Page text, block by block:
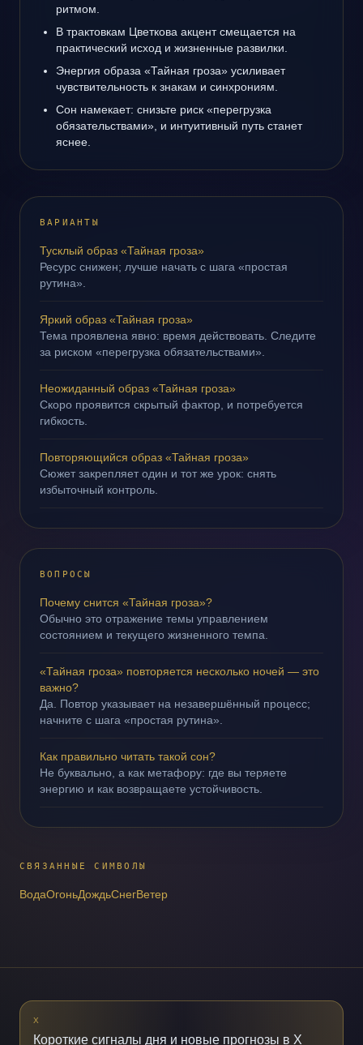
ритмом.
В трактовкам Цветкова акцент смещается на
практический исход и жизненные развилки.
Энергия образа «Тайная гроза» усиливает
чувствительность к знакам и синхрониям.
Сон намекает: снизьте риск «перегрузка
обязательствами», и интуитивный путь станет
яснее.
ВАРИАНТЫ
Тусклый образ «Тайная гроза»
Ресурс снижен; лучше начать с шага «простая
рутина».
Яркий образ «Тайная гроза»
Тема проявлена явно: время действовать. Следите
за риском «перегрузка обязательствами».
Неожиданный образ «Тайная гроза»
Скоро проявится скрытый фактор, и потребуется
гибкость.
Повторяющийся образ «Тайная гроза»
Сюжет закрепляет один и тот же урок: снять
избыточный контроль.
ВОПРОСЫ
Почему снится «Тайная гроза»?
Обычно это отражение темы управлением
состоянием и текущего жизненного темпа.
«Тайная гроза» повторяется несколько ночей — это
важно?
Да. Повтор указывает на незавершённый процесс;
начните с шага «простая рутина».
Как правильно читать такой сон?
Не буквально, а как метафору: где вы теряете
энергию и как возвращаете устойчивость.
СВЯЗАННЫЕ СИМВОЛЫ
ВодаОгоньДождьСнегВетер
X
Короткие сигналы дня и новые прогнозы в X